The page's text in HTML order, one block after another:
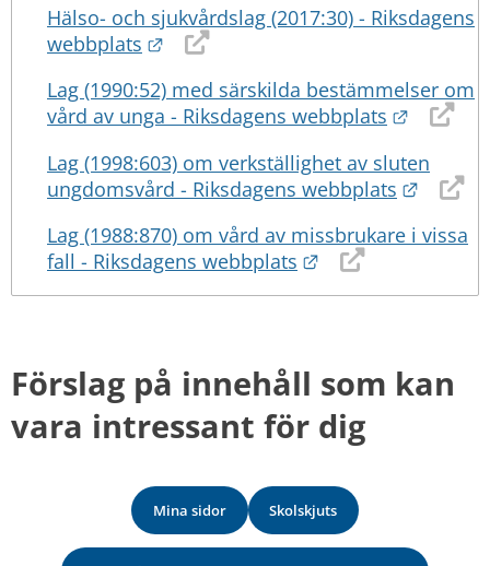
Hälso- och sjukvårdslag (2017:30) - Riksdagens
webbplats
Länk till annan webbplats.
Lag (1990:52) med särskilda bestämmelser om
vård av unga - Riksdagens webbplats
Länk
Lag (1998:603) om verkställighet av sluten
ungdomsvård - Riksdagens webbplats
Länk
Lag (1988:870) om vård av missbrukare i vissa
fall - Riksdagens webbplats
Länk till annan
Förslag på innehåll som kan
vara intressant för dig
Mina sidor Skolskjuts